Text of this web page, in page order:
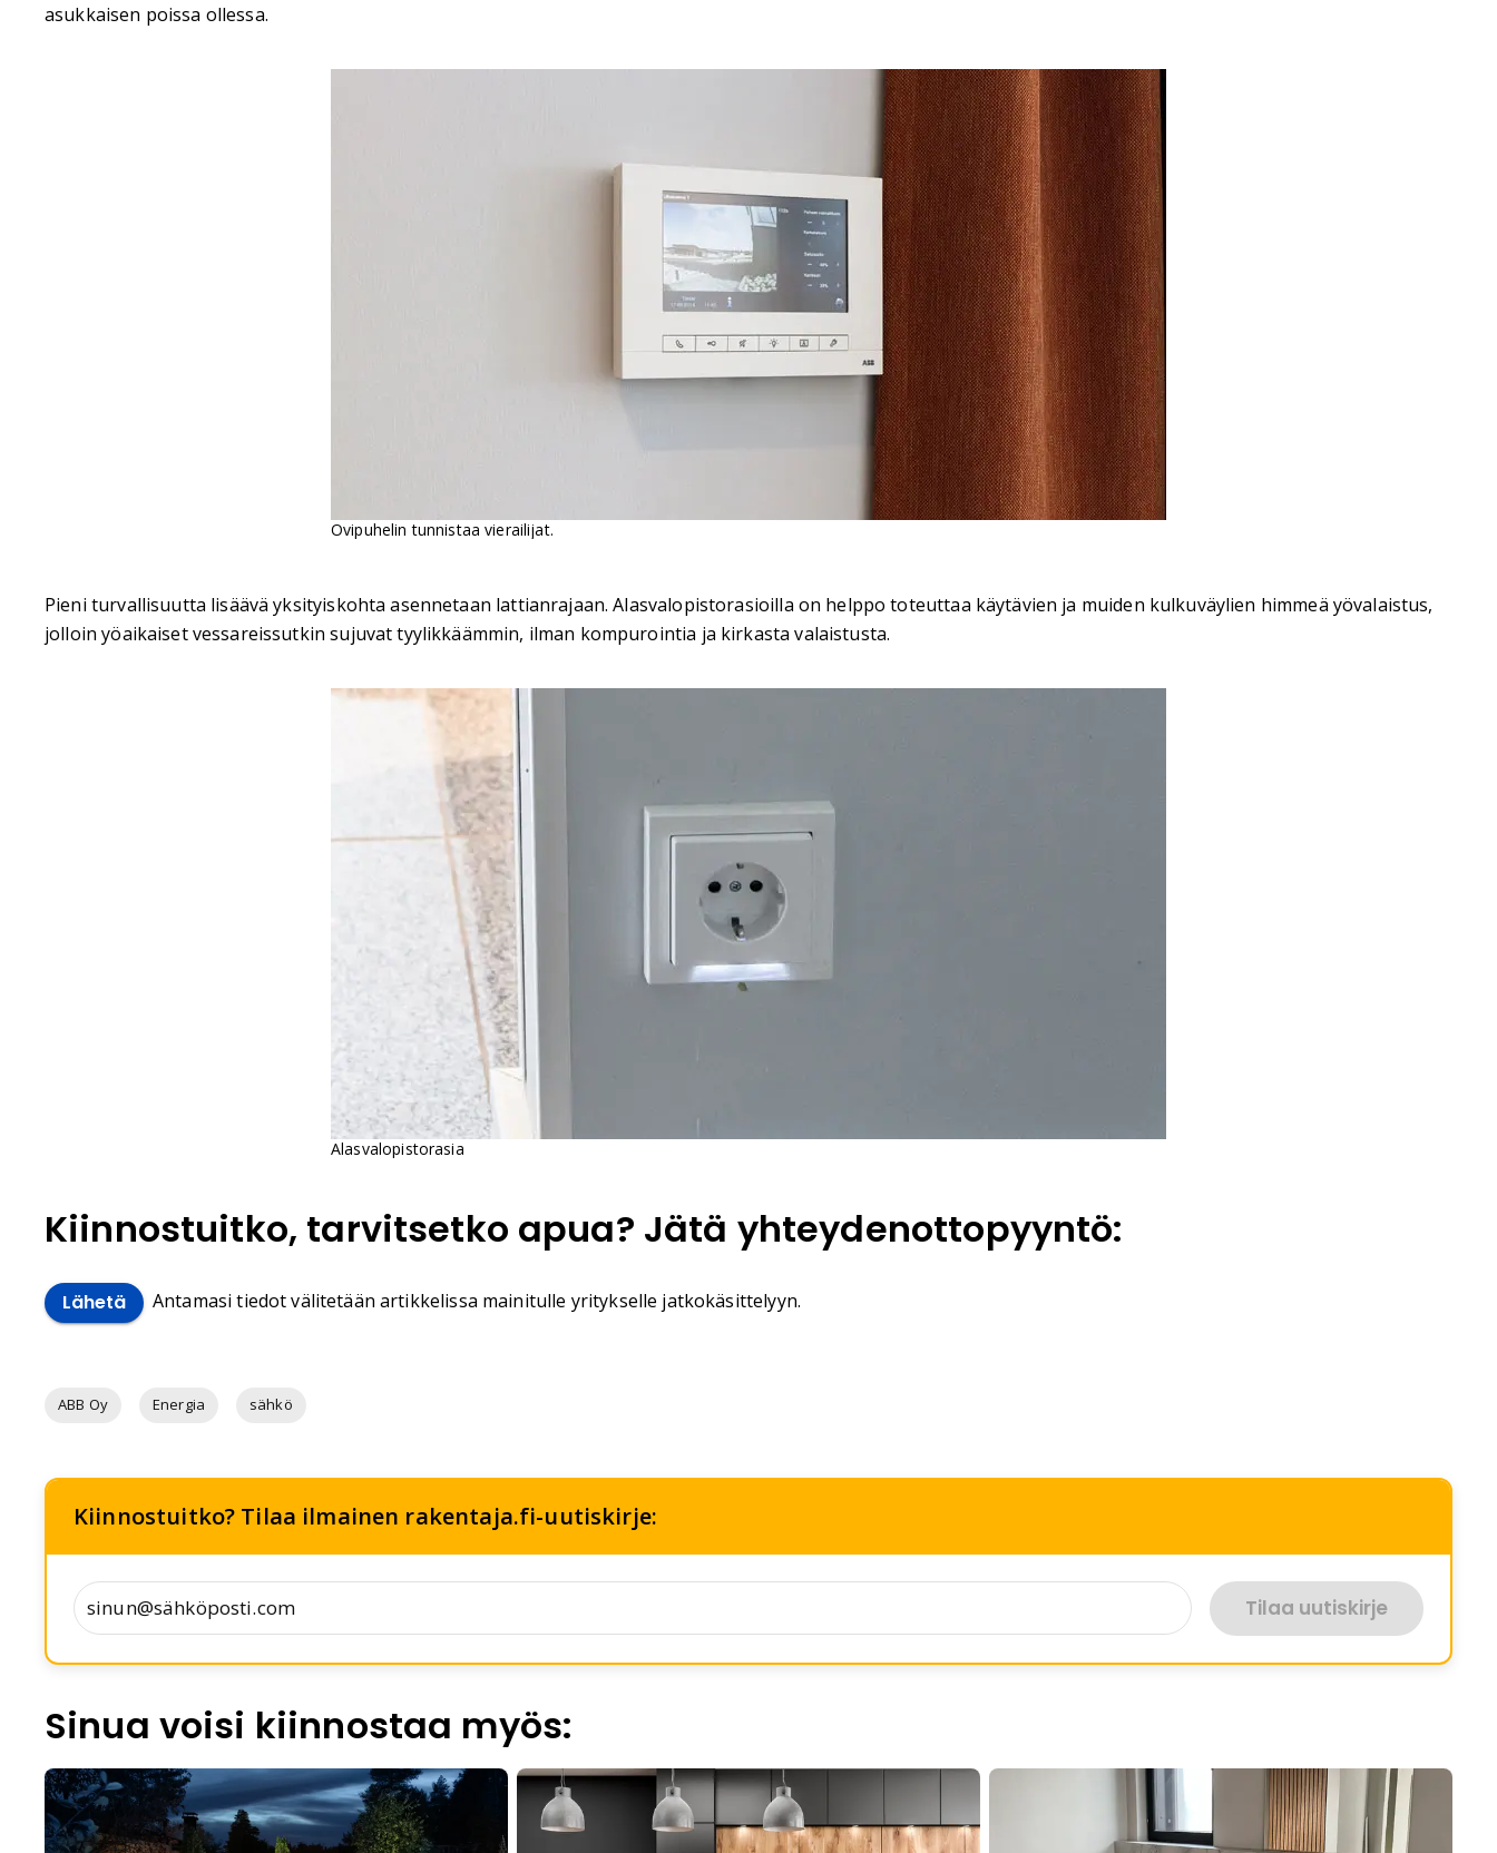
asukkaisen poissa ollessa.
Ovipuhelin tunnistaa vierailijat.
Pieni turvallisuutta lisäävä yksityiskohta asennetaan lattianrajaan. Alasvalopistorasioilla on helppo toteuttaa käytävien ja muiden kulkuväylien himmeä yövalaistus,
jolloin yöaikaiset vessareissutkin sujuvat tyylikkäämmin, ilman kompurointia ja kirkasta valaistusta.
Alasvalopistorasia
Kiinnostuitko, tarvitsetko apua? Jätä yhteydenottopyyntö:
Lähetä Antamasi tiedot välitetään artikkelissa mainitulle yritykselle jatkokäsittelyyn.
ABB Oy Energia sähkö
Kiinnostuitko? Tilaa ilmainen rakentaja.fi-uutiskirje:
Tilaa uutiskirje
Sinua voisi kiinnostaa myös: